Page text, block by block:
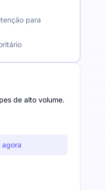
para
de alto volume.